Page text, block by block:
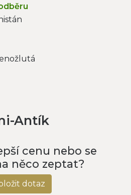
Antík
cenu nebo se
něco zeptat?
dotaz